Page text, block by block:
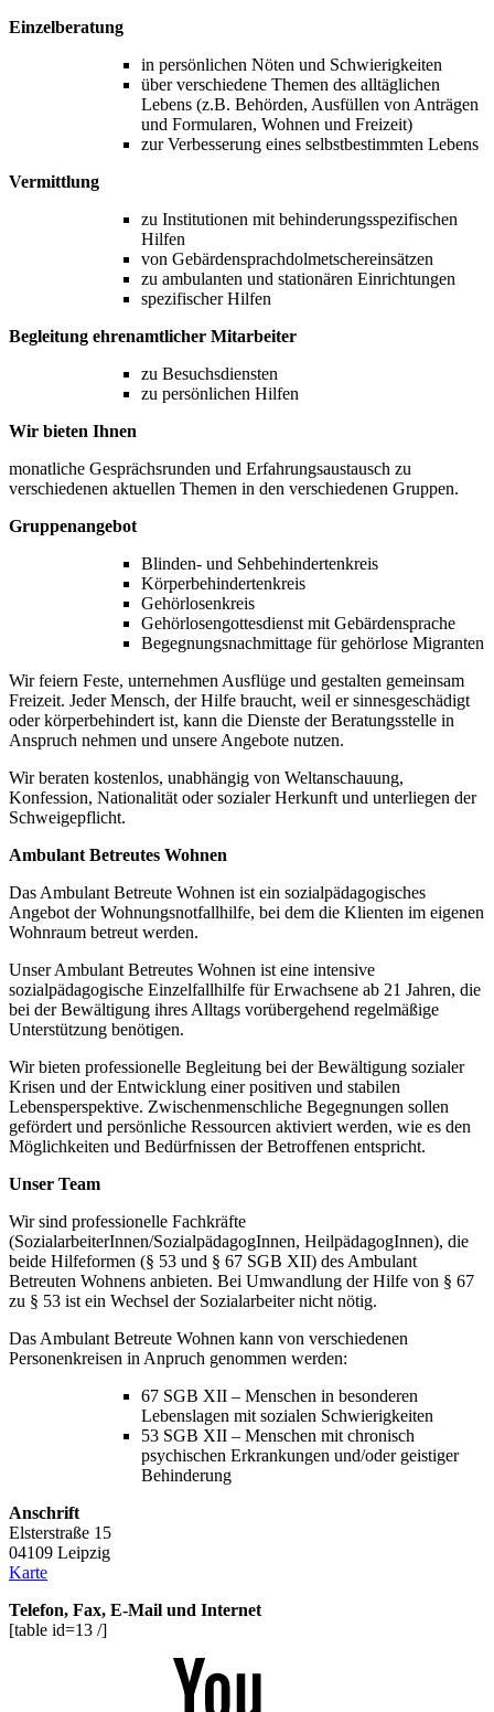
Einzelberatung
in persönlichen Nöten und Schwierigkeiten
über verschiedene Themen des alltäglichen
Lebens (z.B. Behörden, Ausfüllen von Anträgen
und Formularen, Wohnen und Freizeit)
zur Verbesserung eines selbstbestimmten Lebens
Vermittlung
zu Institutionen mit behinderungsspezifischen
Hilfen
von Gebärdensprachdolmetschereinsätzen
zu ambulanten und stationären Einrichtungen
spezifischer Hilfen
Begleitung ehrenamtlicher Mitarbeiter
zu Besuchsdiensten
zu persönlichen Hilfen
Wir bieten Ihnen
monatliche Gesprächsrunden und Erfahrungsaustausch zu
verschiedenen aktuellen Themen in den verschiedenen Gruppen.
Gruppenangebot
Blinden- und Sehbehindertenkreis
Körperbehindertenkreis
Gehörlosenkreis
Gehörlosengottesdienst mit Gebärdensprache
Begegnungsnachmittage für gehörlose Migranten
Wir feiern Feste, unternehmen Ausflüge und gestalten gemeinsam
Freizeit. Jeder Mensch, der Hilfe braucht, weil er sinnesgeschädigt
oder körperbehindert ist, kann die Dienste der Beratungsstelle in
Anspruch nehmen und unsere Angebote nutzen.
Wir beraten kostenlos, unabhängig von Weltanschauung,
Konfession, Nationalität oder sozialer Herkunft und unterliegen der
Schweigepflicht.
Ambulant Betreutes Wohnen
Das Ambulant Betreute Wohnen ist ein sozialpädagogisches
Angebot der Wohnungsnotfallhilfe, bei dem die Klienten im eigenen
Wohnraum betreut werden.
Unser Ambulant Betreutes Wohnen ist eine intensive
sozialpädagogische Einzelfallhilfe für Erwachsene ab 21 Jahren, die
bei der Bewältigung ihres Alltags vorübergehend regelmäßige
Unterstützung benötigen.
Wir bieten professionelle Begleitung bei der Bewältigung sozialer
Krisen und der Entwicklung einer positiven und stabilen
Lebensperspektive. Zwischenmenschliche Begegnungen sollen
gefördert und persönliche Ressourcen aktiviert werden, wie es den
Möglichkeiten und Bedürfnissen der Betroffenen entspricht.
Unser Team
Wir sind professionelle Fachkräfte
(SozialarbeiterInnen/SozialpädagogInnen, HeilpädagogInnen), die
beide Hilfeformen (§ 53 und § 67 SGB XII) des Ambulant
Betreuten Wohnens anbieten. Bei Umwandlung der Hilfe von § 67
zu § 53 ist ein Wechsel der Sozialarbeiter nicht nötig.
Das Ambulant Betreute Wohnen kann von verschiedenen
Personenkreisen in Anpruch genommen werden:
67 SGB XII – Menschen in besonderen
Lebenslagen mit sozialen Schwierigkeiten
53 SGB XII – Menschen mit chronisch
psychischen Erkrankungen und/oder geistiger
Behinderung
Anschrift
Elsterstraße 15
04109 Leipzig
Karte
Telefon, Fax, E-Mail und Internet
[table id=13 /]